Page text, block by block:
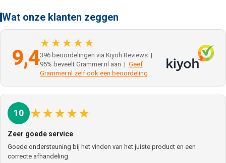
Wat onze klanten zeggen
9,4
★★★★★
396 beoordelingen via Kiyoh Reviews |
95% beveelt Grammer.nl aan | Geef
Grammer.nl zelf ook een beoordeling
10 ★★★★★
Zeer goede service
Goede ondersteuning bij het vinden van het juiste product en een
correcte afhandeling.